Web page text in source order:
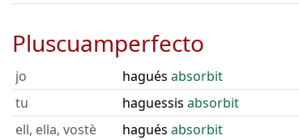
Pluscuamperfecto
jo hagués absorbit
tu
haguessis absorbit
ell, ella, vostè
hagués absorbit